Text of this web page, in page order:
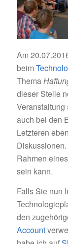
Am
beim
Thema
dieser Stelle
auch bei den
Letzteren
Rahmen
sein kann.
Falls Sie nun
den
Account